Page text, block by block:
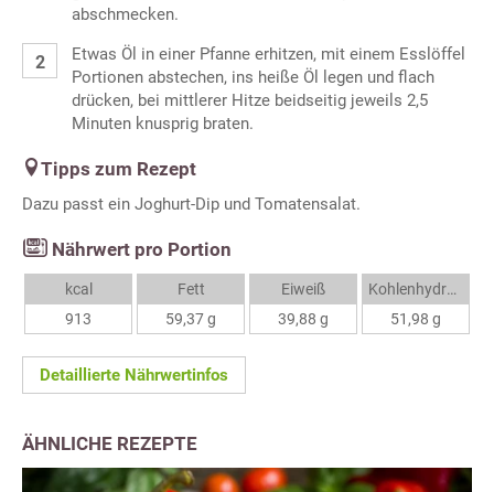
abschmecken.
Etwas Öl in einer Pfanne erhitzen, mit einem Esslöffel
Portionen abstechen, ins heiße Öl legen und flach
drücken, bei mittlerer Hitze beidseitig jeweils 2,5
Minuten knusprig braten.
Tipps zum Rezept
Dazu passt ein Joghurt-Dip und Tomatensalat.
Nährwert pro Portion
kcal
913
Fett
59,37 g
Eiweiß
39,88 g
Kohlenhydrate
51,98 g
Detaillierte Nährwertinfos
ÄHNLICHE REZEPTE